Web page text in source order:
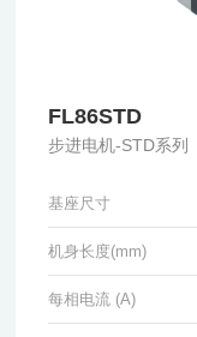
FL86STD
步进电机-STD系列
基座尺寸
机身长度(mm)
每相电流 (A)